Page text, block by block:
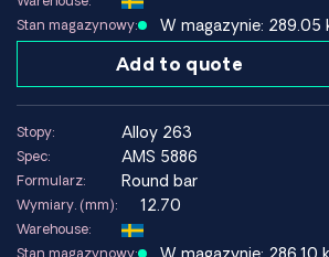
Oznaczenia:Alloy C-263, NIMONIC®
Werkstoffnr 2.4650, AMS 5882
Zalety
Wysoka wytrzymałość w
Bardzo dobra odporność na utlenianie
Dobra odporność na pełzanie przy
obciążeniu
Doskonała spawalność w porównaniu z
superstopami
Stan magazynowy:
W magazynie: 289.05
Add to quote
Stopy: alloy 263
Spec: AMS 5886
Formularz: Round bar
Wymiary. (mm): 12.70
Warehouse:
Stan magazynowy: